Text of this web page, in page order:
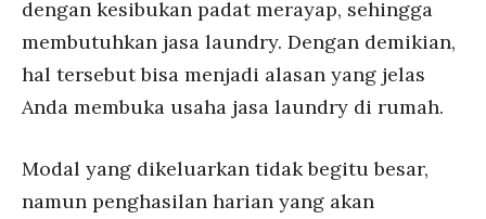
dengan kesibukan padat merayap, sehingga
membutuhkan jasa laundry. Dengan demikian,
hal tersebut bisa menjadi alasan yang jelas
Anda membuka usaha jasa laundry di rumah.
Modal yang dikeluarkan tidak begitu besar,
namun penghasilan harian yang akan